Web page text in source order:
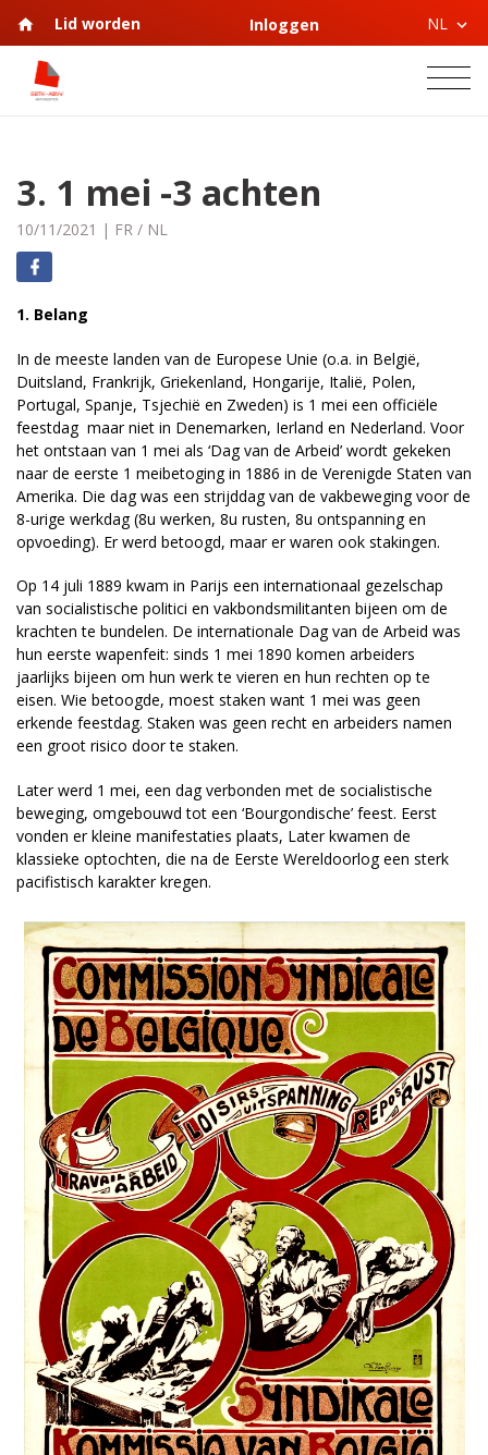
Lid worden Inloggen NL
3. 1 mei -3 achten
10/11/2021 | FR / NL
1. Belang
In de meeste landen van de Europese Unie (o.a. in België,
Duitsland, Frankrijk, Griekenland, Hongarije, Italië, Polen,
Portugal, Spanje, Tsjechië en Zweden) is 1 mei een officiële
feestdag maar niet in Denemarken, Ierland en Nederland. Voor
het ontstaan van 1 mei als ‘Dag van de Arbeid’ wordt gekeken
naar de eerste 1 meibetoging in 1886 in de Verenigde Staten van
Amerika. Die dag was een strijddag van de vakbeweging voor de
8-urige werkdag (8u werken, 8u rusten, 8u ontspanning en
opvoeding). Er werd betoogd, maar er waren ook stakingen.
Op 14 juli 1889 kwam in Parijs een internationaal gezelschap
van socialistische politici en vakbondsmilitanten bijeen om de
krachten te bundelen. De internationale Dag van de Arbeid was
hun eerste wapenfeit: sinds 1 mei 1890 komen arbeiders
jaarlijks bijeen om hun werk te vieren en hun rechten op te
eisen. Wie betoogde, moest staken want 1 mei was geen
erkende feestdag. Staken was geen recht en arbeiders namen
een groot risico door te staken.
Later werd 1 mei, een dag verbonden met de socialistische
beweging, omgebouwd tot een ‘Bourgondische’ feest. Eerst
vonden er kleine manifestaties plaats, Later kwamen de
klassieke optochten, die na de Eerste Wereldoorlog een sterk
pacifistisch karakter kregen.